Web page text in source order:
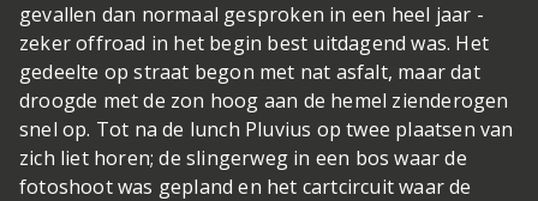
gevallen dan normaal gesproken in een heel jaar -
zeker offroad in het begin best uitdagend was. Het
gedeelte op straat begon met nat asfalt, maar dat
droogde met de zon hoog aan de hemel zienderogen
snel op. Tot na de lunch Pluvius op twee plaatsen van
zich liet horen; de slingerweg in een bos waar de
fotoshoot was gepland en het cartcircuit waar de